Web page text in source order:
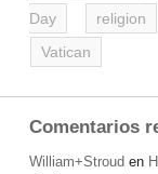
Day
religion
Vatican
Comentarios
William+Stroud en